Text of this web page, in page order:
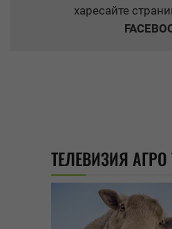
харесайте
ТЕЛЕВИЗИЯ АГРО